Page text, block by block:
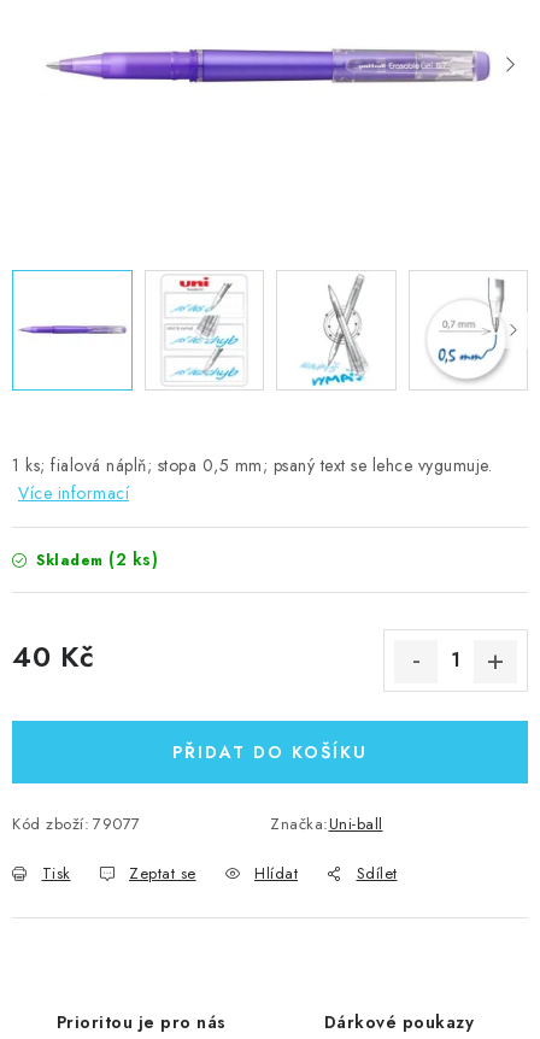
1 ks; fialová náplň; stopa 0,5 mm; psaný text se lehce vygumuje.
Více informací
Skladem (2 ks)
40 Kč
PŘIDAT DO KOŠÍKU
Kód zboží: 79077 Značka:Uni-ball
Tisk Zeptat se Hlídat Sdílet
Prioritou je pro nás Dárkové poukazy